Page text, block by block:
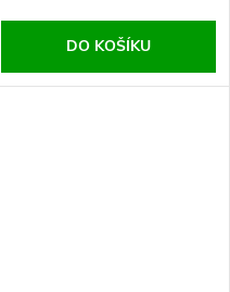
DO KOŠÍKU